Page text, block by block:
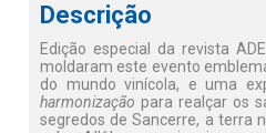
Descrição
Edição especial da revista
moldaram este evento
do mundo vinícola, e uma
harmonização para realçar os
segredos de Sancerre, a terra